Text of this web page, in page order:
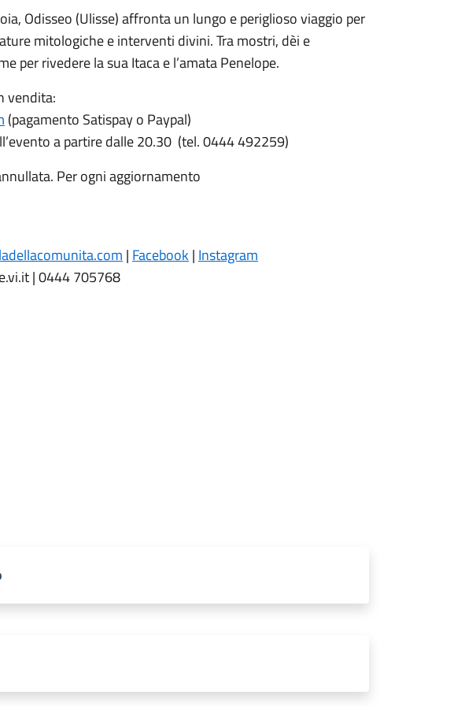
Odisseo (Ulisse) affronta un lungo e periglioso viaggio per
mitologiche e interventi divini. Tra mostri, dèi e
per rivedere la sua Itaca e l’amata Penelope.
vendita:
(pagamento Satispay o Paypal)
a partire dalle 20.30 (tel. 0444 492259)
Per ogni aggiornamento
| Facebook | Instagram
| 0444 705768